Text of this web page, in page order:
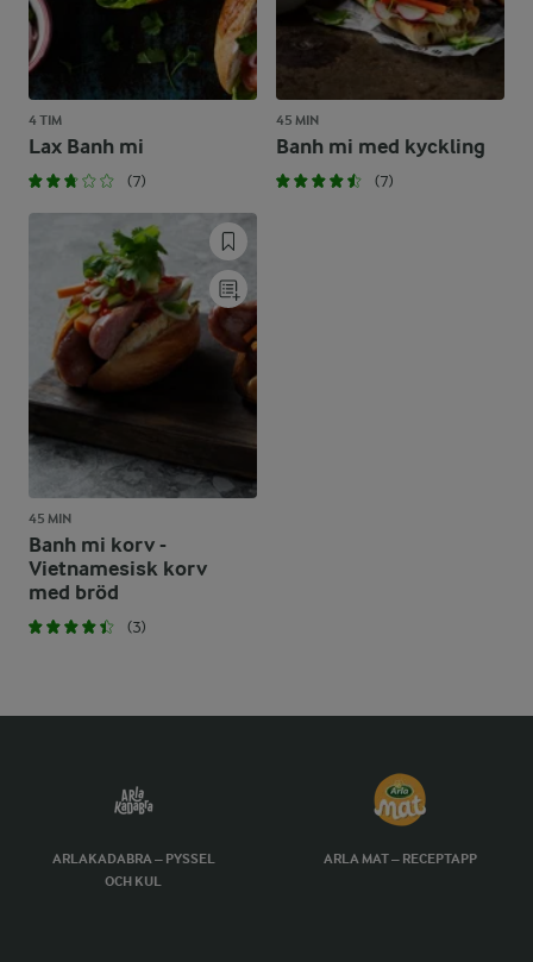
4 TIM
Lax Banh mi
(7)
45 MIN
Banh mi med kyckling
(7)
45 MIN
Banh mi korv -
Vietnamesisk korv
med bröd
(3)
ARLAKADABRA – PYSSEL
OCH KUL
ARLA MAT – RECEPTAPP